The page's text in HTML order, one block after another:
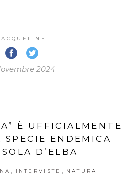
2024
È UFFICIALMENTE
SPECIE ENDEMICA
D’ELBA
INTERVISTE NATURA